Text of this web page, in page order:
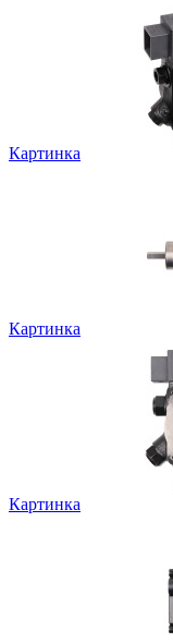
Картинка
Картинка
Картинка